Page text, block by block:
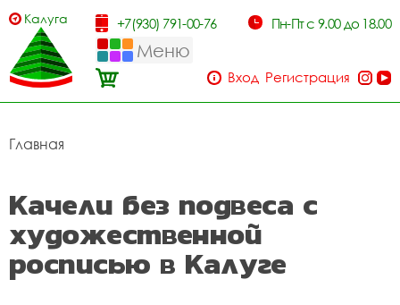
Калуга +7(930) 791-00-76 Пн-Пт с 9.00 до 18.00
Меню
Вход Регистрация
Главная
Качели без подвеса с
художественной
росписью в Калуге